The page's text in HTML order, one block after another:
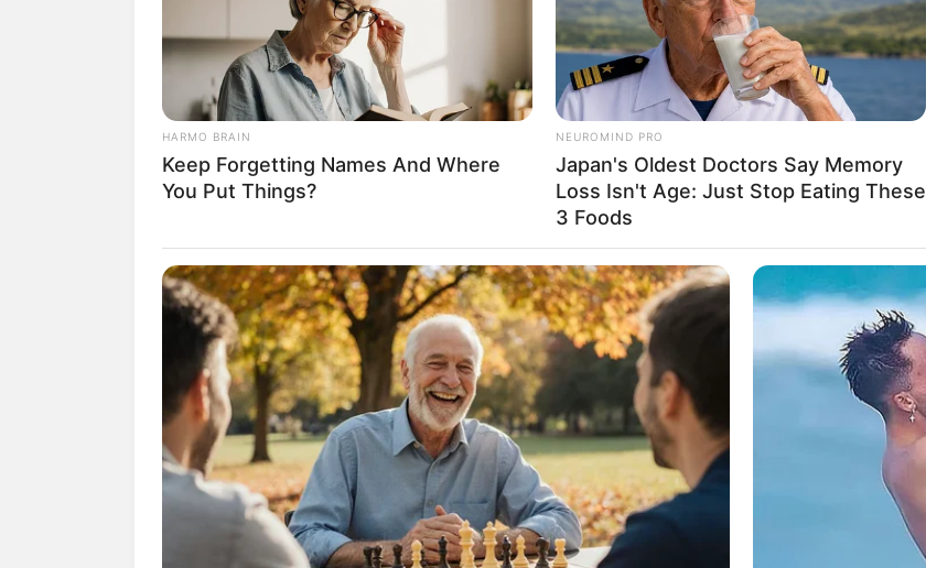
HARMO BRAIN
Keep Forgetting Names And Where
You Put Things?
NEUROMIND PRO
Japan's Oldest Doctors Say Memory
Loss Isn't Age: Just Stop Eating These
3 Foods